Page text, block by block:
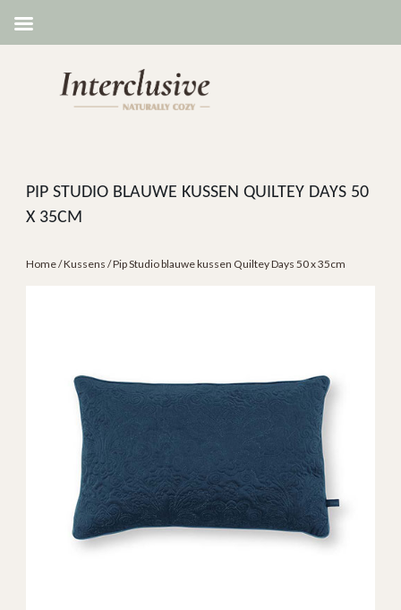
PIP STUDIO BLAUWE KUSSEN QUILTEY DAYS 50
X 35CM
Home/Kussens / Pip Studio blauwe kussen Quiltey Days 50 x 35cm